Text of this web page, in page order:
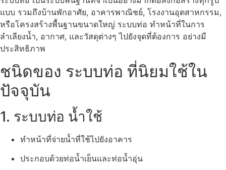
แบบ รวมถึงบ้านพักอาศัย, อาคารพาณิชย์, โรงงานอุตสาหกรรม,
หรือโครงสร้างพื้นฐานขนาดใหญ่ ระบบท่อ ทำหน้าที่ในการ
ลำเลียงน้ำ, อากาศ, และวัสดุต่างๆ ไปยังจุดที่ต้องการ อย่างมี
ประสิทธิภาพ
ชนิดของ ระบบท่อ ที่นิยมใช้ใน
ปัจจุบัน
1. ระบบท่อ น้ำใช้
ทำหน้าที่จ่ายน้ำที่ใช้ไปยังอาคาร
ประกอบด้วยท่อน้ำเย็นและท่อน้ำอุ่น